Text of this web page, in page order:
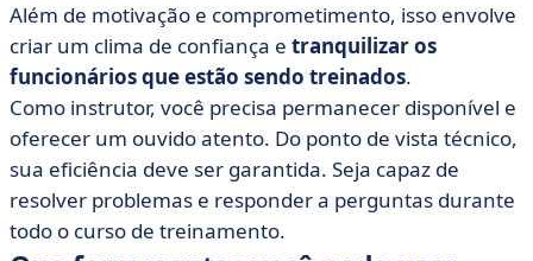
Além de motivação e comprometimento, isso envolve
criar um clima de confiança e tranquilizar os
funcionários que estão sendo treinados.
Como instrutor, você precisa permanecer disponível e
oferecer um ouvido atento. Do ponto de vista técnico,
sua eficiência deve ser garantida. Seja capaz de
resolver problemas e responder a perguntas durante
todo o curso de treinamento.